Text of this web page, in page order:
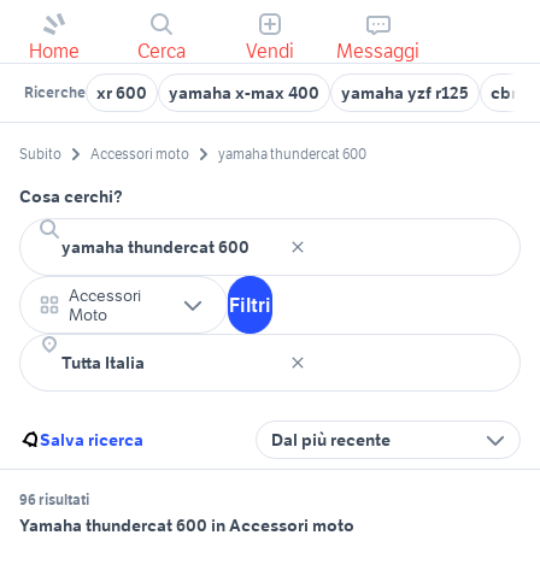
Home Cerca Vendi Messaggi
Ricerche xr 600 yamaha x-max 400 yamaha yzf r125 cbr
Subito Accessori moto yamaha thundercat 600
Cosa cerchi?
Accessori
Moto
Filtri
Salva ricerca Dal più recente
96 risultati
Yamaha thundercat 600 in Accessori moto